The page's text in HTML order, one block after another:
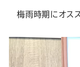
の
公
の
公
梅雨時期にオス